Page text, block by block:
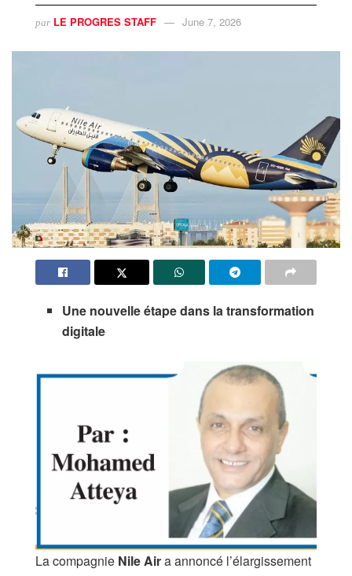
par LE PROGRES STAFF June 7, 2026
Une nouvelle étape dans la transformation
digitale
La compagnie Nile Aira annoncé l’élargissement